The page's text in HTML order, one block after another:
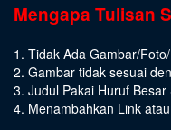
Mengapa Tulisan
1. Tidak Ada Gambar/
2. Gambar tidak sesuai
3. Judul Pakai Huruf Besar
4. Menambahkan Link